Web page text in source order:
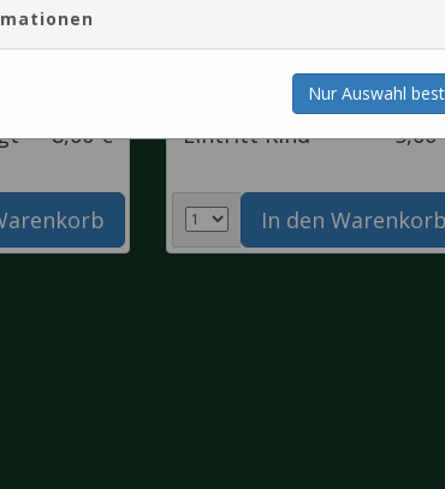
Nur Auswahl
8,00 € 5,00
Eintritt Kind